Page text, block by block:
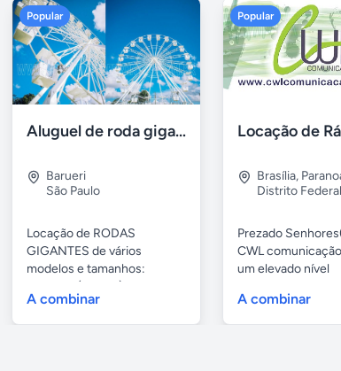
Popular
Aluguel de roda gigante
Barueri
São Paulo
Locação de RODAS
GIGANTES de vários
modelos e tamanhos:
4,80mts (infantil), 6,...
A combinar
Popular
Brasília,
Distrito Federal
Prezado
CWL
um elevado nível
A combinar